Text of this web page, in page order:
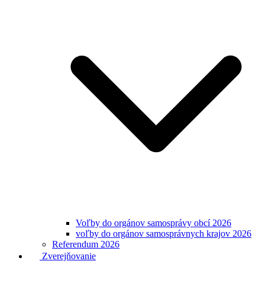
Voľby do orgánov samosprávy obcí 2026
voľby do orgánov samosprávnych krajov 2026
Referendum 2026
Zverejňovanie